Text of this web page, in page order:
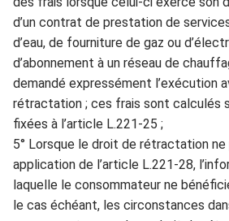
d’un contrat de prestation de
d’eau, de fourniture de gaz ou
d’abonnement à un réseau de
demandé expressément l’exécution
rétractation ; ces frais sont calculés
fixées à l’article L.221-25 ;
5° Lorsque le droit de rétractation
application de l’article L.221-28,
laquelle le consommateur ne bénéf
le cas échéant, les circonstances